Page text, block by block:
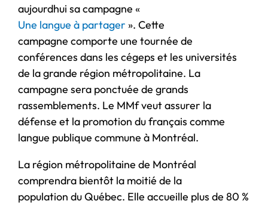
aujourdhui sa campagne «
Une langue à partager ». Cette
campagne comporte une tournée de
conférences dans les cégeps et les universités
de la grande région métropolitaine. La
campagne sera ponctuée de grands
rassemblements. Le MMf veut assurer la
défense et la promotion du français comme
langue publique commune à Montréal.
La région métropolitaine de Montréal
comprendra bientôt la moitié de la
population du Québec. Elle accueille plus de 80 %